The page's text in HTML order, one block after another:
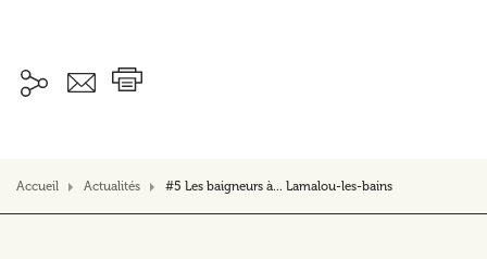
Accueil Actualités #5 Les baigneurs à... Lamalou-les-bains